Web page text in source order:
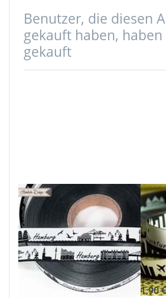
Benutzer, die diesen
gekauft haben, haben
gekauft
1m SKYLINE
Webband -
16mm breit -
Hamburg mit
Elphi
schwarz/weiß
1m
1,90